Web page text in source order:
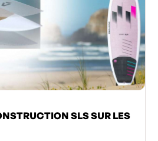
SLS SUR LES